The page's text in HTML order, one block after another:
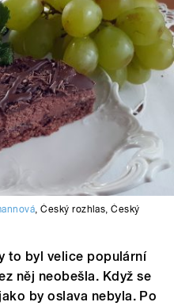
,Český rozhlas,Český
to byl velice populární
něj neobešla. Když se
by oslava nebyla. Po